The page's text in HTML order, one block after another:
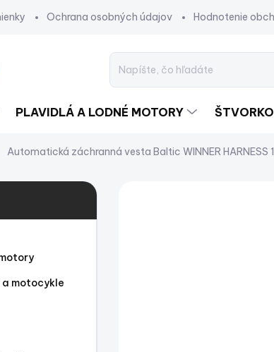
Ochrana osobných údajov Hodnotenie
PLAVIDLÁ A LODNÉ MOTORY
Automatická záchranná vesta Baltic WINNER HARNESS
motocykle